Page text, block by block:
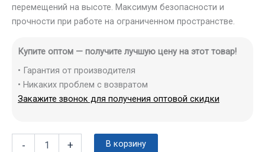
перемещений на высоте. Максимум безопасности и
прочности при работе на ограниченном пространстве.
Купите оптом — получите лучшую цену на этот товар!
• Гарантия от производителя
• Никаких проблем с возвратом
Закажите звонок для получения оптовой скидки
- + В корзину